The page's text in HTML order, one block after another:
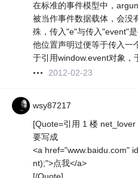
在标准的事件模型中，
被当作事件数据载体，会没
殊，传入"e"与传入"event"
他位置声明过便等于传入一
于引用window.event对象，
2012-02-23
wsy87217
[Quote=引用 1 楼 net_lover
要写成
<a href="www.baidu.com"
nt);">点我</a>